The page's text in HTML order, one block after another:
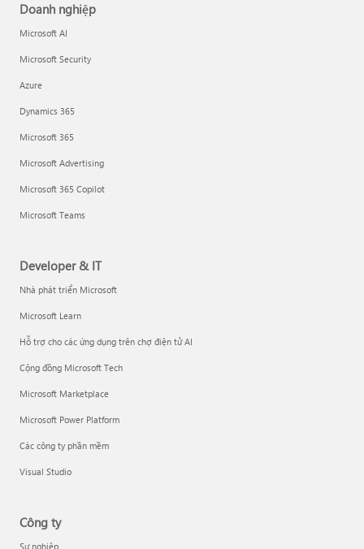
Doanh nghiệp
Microsoft AI
Microsoft Security
Azure
Dynamics 365
Microsoft 365
Microsoft Advertising
Microsoft 365 Copilot
Microsoft Teams
Developer & IT
Nhà phát triển Microsoft
Microsoft Learn
Hỗ trợ cho các ứng dụng trên chợ điện tử AI
Cộng đồng Microsoft Tech
Microsoft Marketplace
Microsoft Power Platform
Các công ty phần mềm
Visual Studio
Công ty
Sự nghiệp